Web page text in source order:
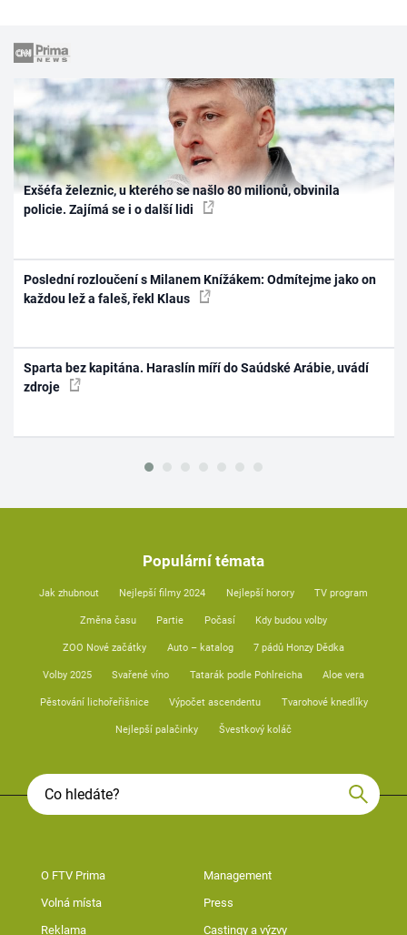
Exšéfa železnic, u kterého se našlo 80 milionů, obvinila
policie. Zajímá se i o další lidi
Poslední rozloučení s Milanem Knížákem: Odmítejme jako on
každou lež a faleš, řekl Klaus
Sparta bez kapitána. Haraslín míří do Saúdské Arábie, uvádí
zdroje
Populární témata
Jak zhubnout Nejlepší filmy 2024 Nejlepší horory TV program
Změna času Partie Počasí Kdy budou volby
ZOO Nové začátky Auto – katalog 7 pádů Honzy Dědka
Volby 2025 Svařené víno Tatarák podle Pohlreicha Aloe vera
Pěstování lichořeřišnice Výpočet ascendentu Tvarohové knedlíky
Nejlepší palačinky Švestkový koláč
O FTV Prima Management
Volná místa Press
Reklama Castingy a výzvy